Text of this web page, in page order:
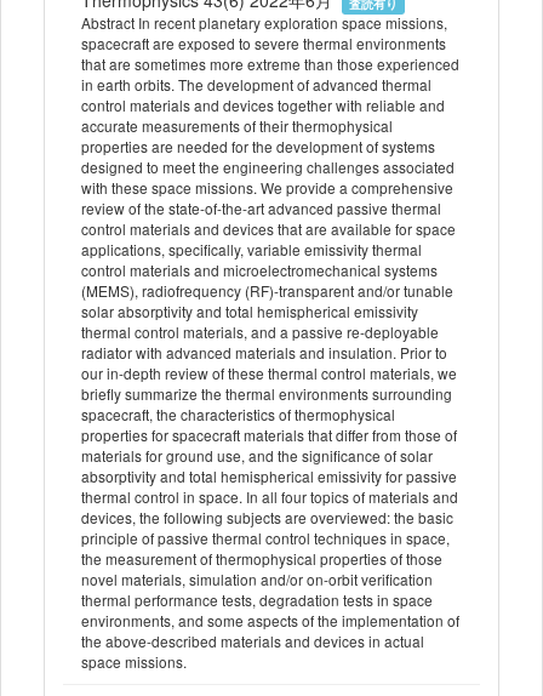
Abstract In recent planetary exploration space missions,
spacecraft are exposed to severe thermal environments
that are sometimes more extreme than those experienced
in earth orbits. The development of advanced thermal
control materials and devices together with reliable and
accurate measurements of their thermophysical
properties are needed for the development of systems
designed to meet the engineering challenges associated
with these space missions. We provide a comprehensive
review of the state-of-the-art advanced passive thermal
control materials and devices that are available for space
applications, specifically, variable emissivity thermal
control materials and microelectromechanical systems
(MEMS), radiofrequency (RF)-transparent and/or tunable
solar absorptivity and total hemispherical emissivity
thermal control materials, and a passive re-deployable
radiator with advanced materials and insulation. Prior to
our in-depth review of these thermal control materials, we
briefly summarize the thermal environments surrounding
spacecraft, the characteristics of thermophysical
properties for spacecraft materials that differ from those of
materials for ground use, and the significance of solar
absorptivity and total hemispherical emissivity for passive
thermal control in space. In all four topics of materials and
devices, the following subjects are overviewed: the basic
principle of passive thermal control techniques in space,
the measurement of thermophysical properties of those
novel materials, simulation and/or on-orbit verification
thermal performance tests, degradation tests in space
environments, and some aspects of the implementation of
the above-described materials and devices in actual
space missions.